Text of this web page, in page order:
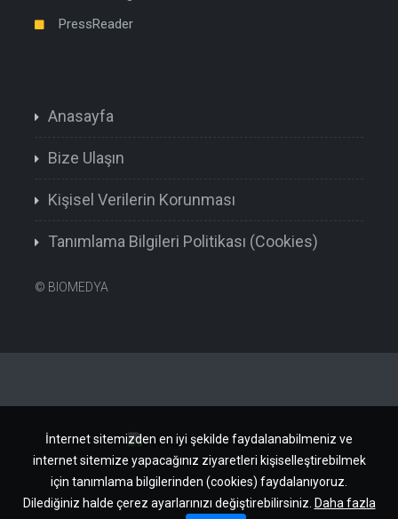
İnternet sitemizden en iyi şekilde faydalanabilmeniz ve
internet sitemize yapacağınız ziyaretleri kişiselleştirebilmek
için tanımlama bilgilerinden (cookies) faydalanıyoruz.
Dilediğiniz halde çerez ayarlarınızı değiştirebilirsiniz. Daha fazla
PressReader
Anasayfa
Bize Ulaşın
Kişisel Verilerin Korunması
Tanımlama Bilgileri Politikası (Cookies)
© BIOMEDYA